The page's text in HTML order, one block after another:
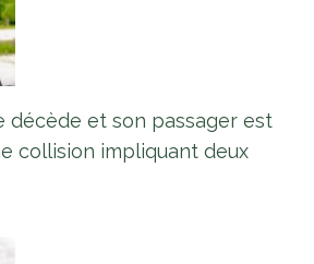
décède et son passager est
collision impliquant deux